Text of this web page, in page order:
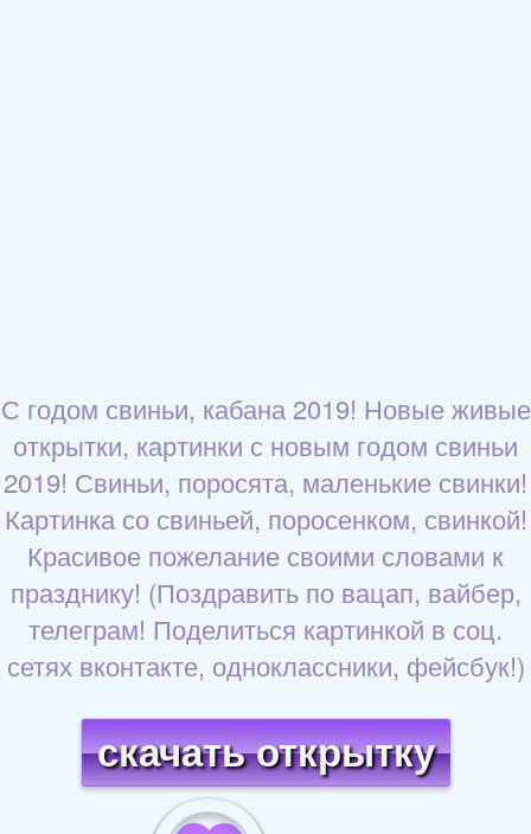
С годом свиньи, кабана 2019! Новые живые
открытки, картинки с новым годом свиньи
2019! Свиньи, поросята, маленькие свинки!
Картинка со свиньей, поросенком, свинкой!
Красивое пожелание своими словами к
празднику! (Поздравить по вацап, вайбер,
телеграм! Поделиться картинкой в соц.
сетях вконтакте, одноклассники, фейсбук!)
скачать открытку